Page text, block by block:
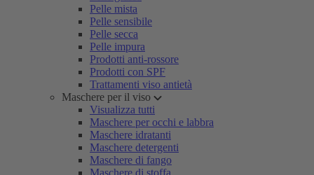
Pelle mista
Pelle sensibile
Pelle secca
Pelle impura
Prodotti anti-rossore
Prodotti con SPF
Trattamenti viso antietà
Maschere per il viso
Visualizza tutti
Maschere per occhi e labbra
Maschere idratanti
Maschere detergenti
Maschere di fango
Maschere di stoffa